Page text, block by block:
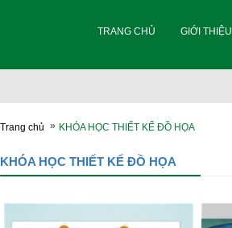
TRANG CHỦ GIỚI THIỆU
Trang chủ » KHÓA HỌC THIẾT KẾ ĐỒ HỌA
KHÓA HỌC THIẾT KẾ ĐỒ HỌA